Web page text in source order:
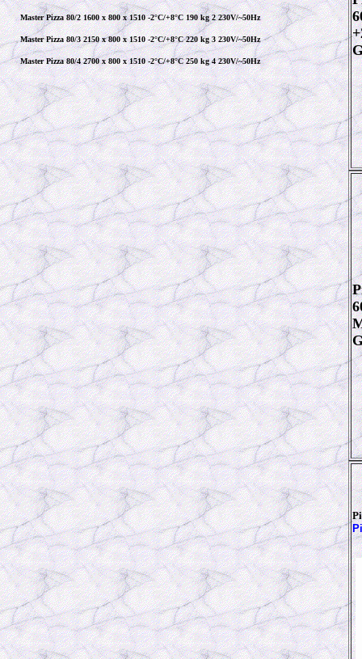
Master Pizza 80/21600 x 800 x 1510 -2°C/+8°C 190 kg 2 230V/~50Hz
Master Pizza 80/32150 x 800 x 1510 -2°C/+8°C 220 kg 3 230V/~50Hz
Master Pizza 80/42700 x 800 x 1510 -2°C/+8°C 250 kg 4 230V/~50Hz